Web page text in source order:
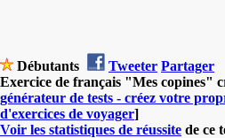
Débutants Tweeter Partager
Exercice de français "Mes copines"
générateur de tests - créez votre
d'exercices de voyager]
Voir les statistiques de réussite de ce